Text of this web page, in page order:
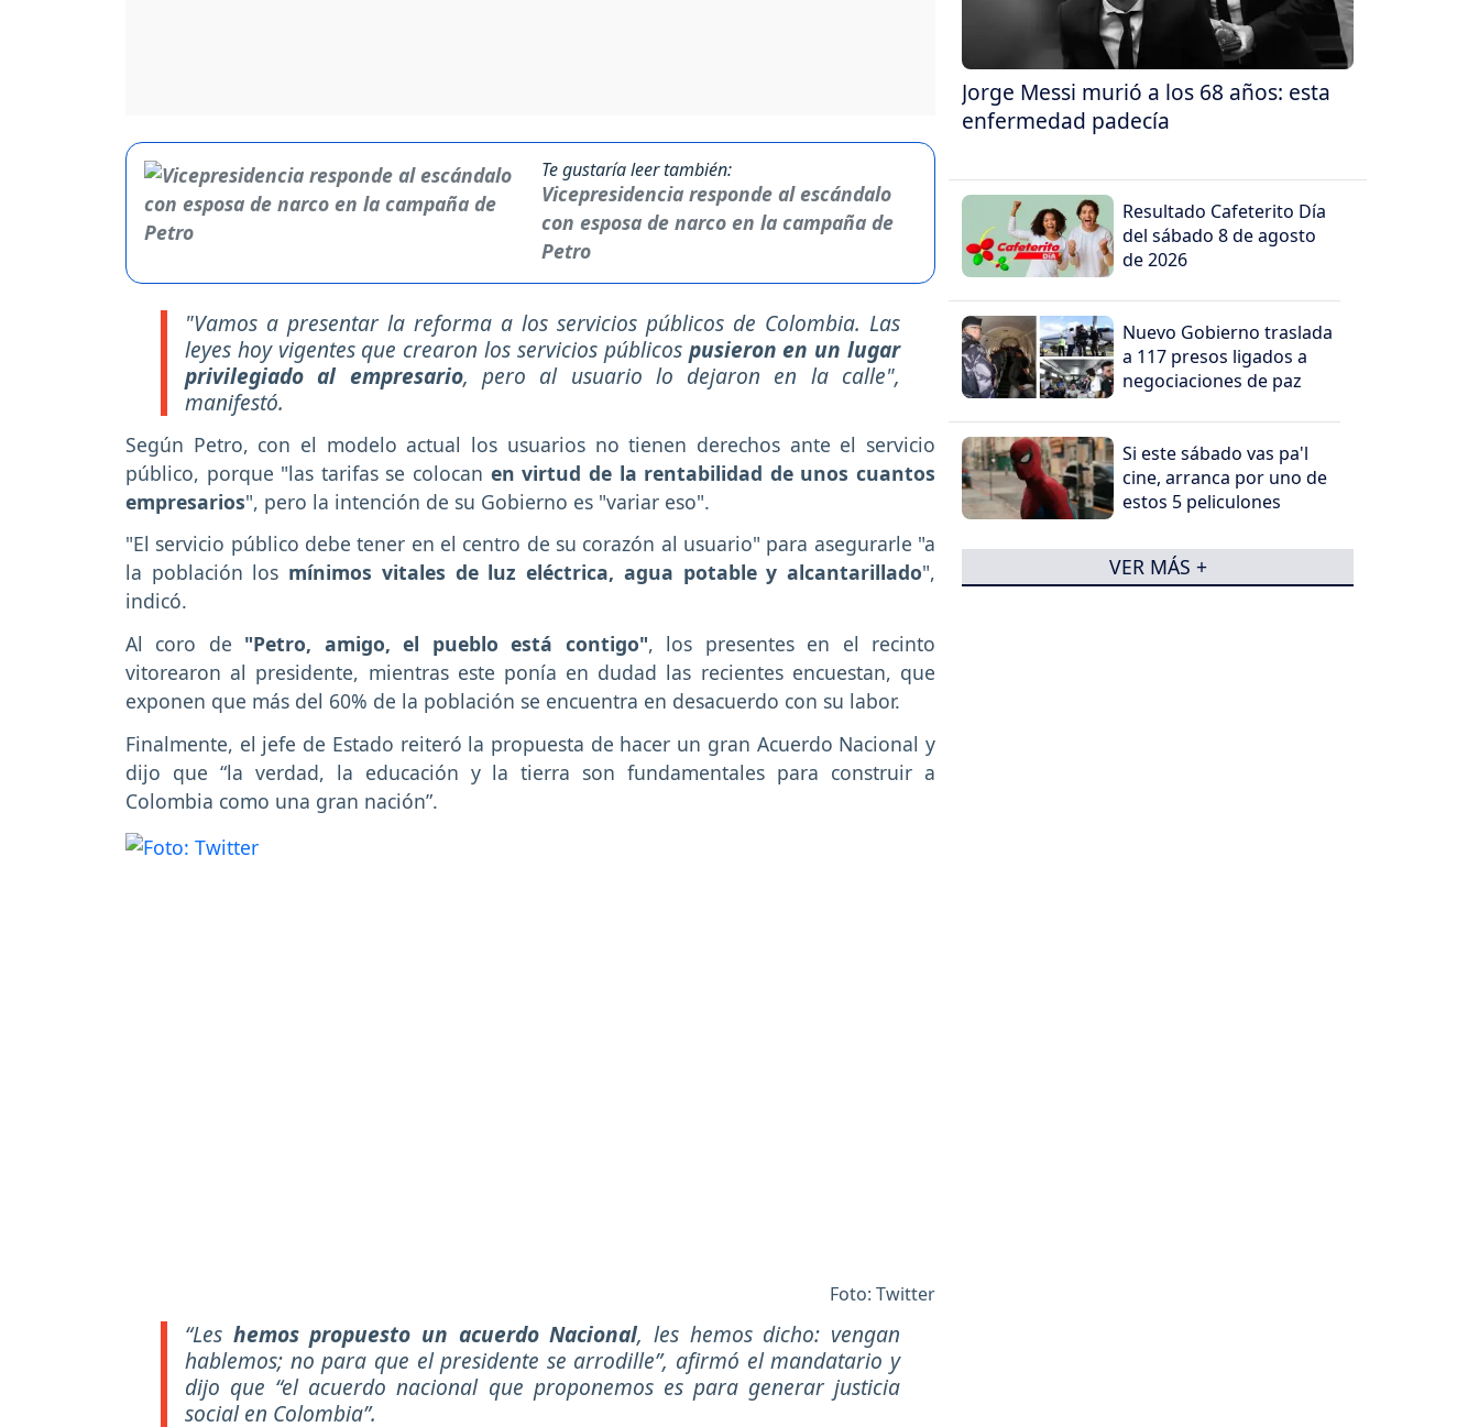
Te gustaría leer también:
Vicepresidencia responde al escándalo
con esposa de narco en la campaña de
Petro
"Vamos a presentar la reforma a los servicios públicos de Colombia. Las
leyes hoy vigentes que crearon los servicios públicos pusieron en un lugar
privilegiado al empresario, pero al usuario lo dejaron en la calle",
manifestó.
Según Petro, con el modelo actual los usuarios no tienen derechos ante el servicio
público, porque "las tarifas se colocan en virtud de la rentabilidad de unos cuantos
empresarios", pero la intención de su Gobierno es "variar eso".
"El servicio público debe tener en el centro de su corazón al usuario" para asegurarle "a
la población los mínimos vitales de luz eléctrica, agua potable y alcantarillado",
indicó.
Al coro de "Petro, amigo, el pueblo está contigo", los presentes en el recinto
vitorearon al presidente, mientras este ponía en dudad las recientes encuestan, que
exponen que más del 60% de la población se encuentra en desacuerdo con su labor.
Finalmente, el jefe de Estado reiteró la propuesta de hacer un gran Acuerdo Nacional y
dijo que “la verdad, la educación y la tierra son fundamentales para construir a
Colombia como una gran nación”.
Foto: Twitter
“Les hemos propuesto un acuerdo Nacional, les hemos dicho: vengan
hablemos; no para que el presidente se arrodille”, afirmó el mandatario y
dijo que “el acuerdo nacional que proponemos es para generar justicia
social en Colombia”.
Jorge Messi murió a los 68 años: esta
enfermedad padecía
Resultado Cafeterito Día
del sábado 8 de agosto
de 2026
Nuevo Gobierno traslada
a 117 presos ligados a
negociaciones de paz
Si este sábado vas pa'l
cine, arranca por uno de
estos 5 peliculones
VER MÁS +